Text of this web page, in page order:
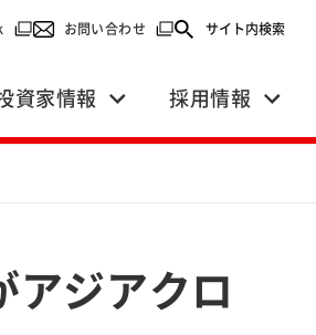
（別ウィンドウで開く）
お問い合わせ （別ウィンドウで開く）
サイト内検索
資家情報 採用情報
アジアクロ